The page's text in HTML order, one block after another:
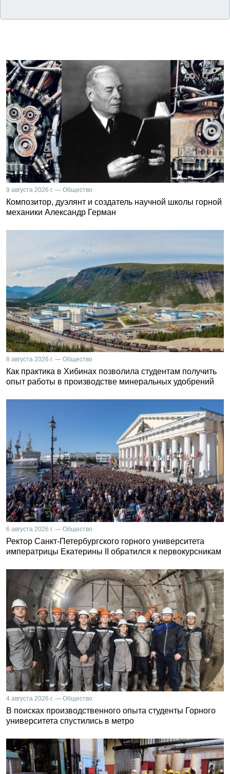
9 августа 2026 г. — Общество
Композитор, дуэлянт и создатель научной школы горной
механики Александр Герман
8 августа 2026 г. — Общество
Как практика в Хибинах позволила студентам получить
опыт работы в производстве минеральных удобрений
6 августа 2026 г. — Общество
Ректор Санкт-Петербургского горного университета
императрицы Екатерины II обратился к первокурсникам
4 августа 2026 г. — Общество
В поисках производственного опыта студенты Горного
университета спустились в метро